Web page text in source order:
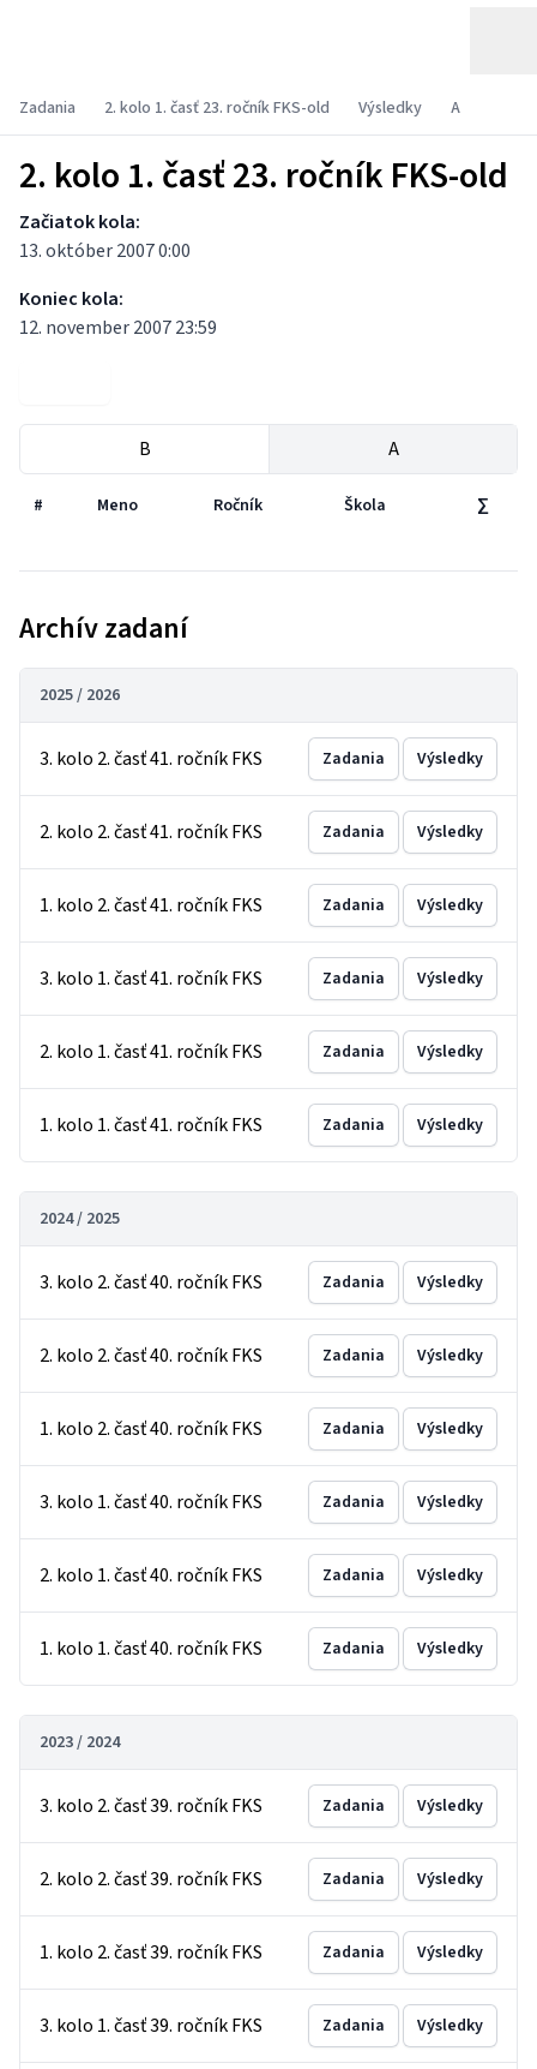
Zadania 2. kolo 1. časť 23. ročník FKS-old Výsledky A
2. kolo 1. časť 23. ročník FKS-old
Začiatok kola:
13. október 2007 0:00
Koniec kola:
12. november 2007 23:59
B A
# Meno Ročník Škola ∑
Archív zadaní
2025 / 2026
3. kolo 2. časť 41. ročník FKS Zadania Výsledky
2. kolo 2. časť 41. ročník FKS Zadania Výsledky
1. kolo 2. časť 41. ročník FKS Zadania Výsledky
3. kolo 1. časť 41. ročník FKS Zadania Výsledky
2. kolo 1. časť 41. ročník FKS Zadania Výsledky
1. kolo 1. časť 41. ročník FKS Zadania Výsledky
2024 / 2025
3. kolo 2. časť 40. ročník FKS Zadania Výsledky
2. kolo 2. časť 40. ročník FKS Zadania Výsledky
1. kolo 2. časť 40. ročník FKS Zadania Výsledky
3. kolo 1. časť 40. ročník FKS Zadania Výsledky
2. kolo 1. časť 40. ročník FKS Zadania Výsledky
1. kolo 1. časť 40. ročník FKS Zadania Výsledky
2023 / 2024
3. kolo 2. časť 39. ročník FKS Zadania Výsledky
2. kolo 2. časť 39. ročník FKS Zadania Výsledky
1. kolo 2. časť 39. ročník FKS Zadania Výsledky
3. kolo 1. časť 39. ročník FKS Zadania Výsledky